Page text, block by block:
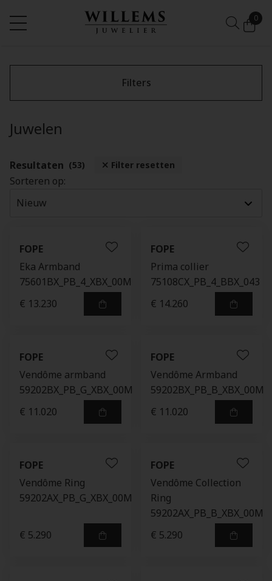
0
Filters
Juwelen
Resultaten (53) Filter resetten
Sorteren op:
FOPE
Eka Armband
75601BX_PB_4_XBX_00M
€ 13.230
FOPE
Prima collier
75108CX_PB_4_BBX_043
€ 14.260
FOPE
Vendôme armband
59202BX_PB_G_XBX_00M
€ 11.020
FOPE
Vendôme Armband
59202BX_PB_B_XBX_00M
€ 11.020
FOPE
Vendôme Ring
59202AX_PB_G_XBX_00M
€ 5.290
FOPE
Vendôme Collection
Ring
59202AX_PB_B_XBX_00M
€ 5.290